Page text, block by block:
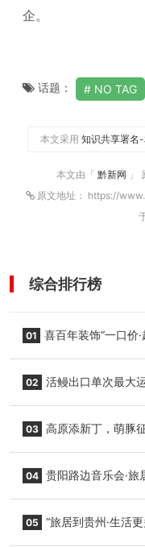
企。
话题： NO TAG
本文采用 知识共享署名
本文由「 黔新网 」
原文地址： https://
综合排行榜
01 喜百年装饰“一口价
02 活鳗出口单次最大
03 高原添新丁，萌豚
04 贵阳路边音乐会·旅
05 “旅居到贵州·生活